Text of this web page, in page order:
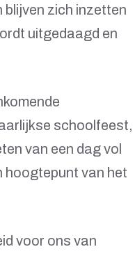
blijven zich inzetten
uitgedaagd en
schoolfeest,
van een dag vol
hoogtepunt van het
voor ons van